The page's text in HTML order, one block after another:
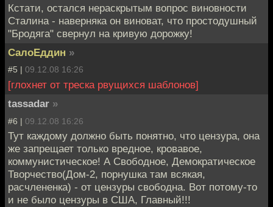
Кстати, остался нераскрытым вопрос виновности
Сталина - наверняка он виноват, что простодушный
"Бродяга" свернул на кривую дорожку!
СалоЕддин »
#5 | 09.12.08 16:26
[глохнет от треска рвущихся шаблонов]
tassadar »
#6 | 09.12.08 16:26
Тут каждому должно быть понятно, что цензура, она
же запрещает только вредное, кровавое,
коммунистическое! А Свободное, Демократическое
Творчество(Дом-2, порнушка там всякая,
расчлененка) - от цензуры свободна. Вот потому-то
и не было цензуры в США, Главный!!!